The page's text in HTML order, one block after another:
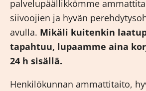
palvelupäällikkömme
siivoojien ja hyvän
avulla. Mikäli kuitenkin
tapahtuu, lupaamme aina
24 h sisällä.
Henkilökunnan ammattitaito,